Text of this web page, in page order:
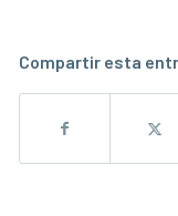
Compartir esta